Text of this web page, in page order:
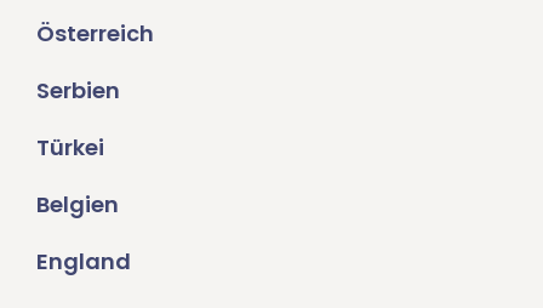
Österreich
Serbien
Türkei
Belgien
England